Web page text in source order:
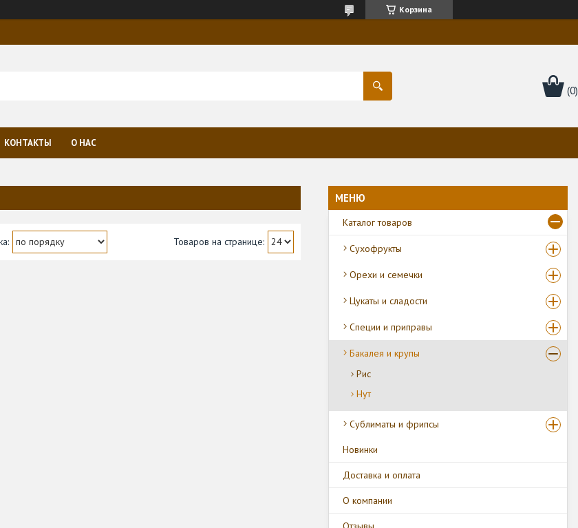
Корзина
КОНТАКТЫ О НАС
Каталог товаров
Сухофрукты
Орехи и семечки
Цукаты и сладости
Специи и приправы
Бакалея и крупы
Рис
Нут
Сублиматы и фрипсы
Новинки
Доставка и оплата
О компании